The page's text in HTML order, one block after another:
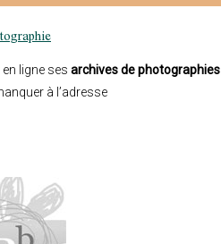
en ligne ses archives de photographies
à l’adresse